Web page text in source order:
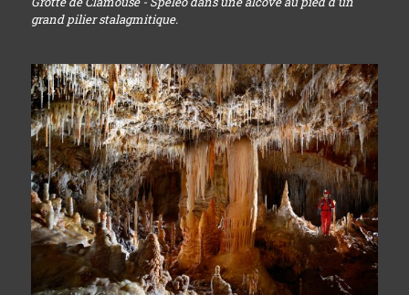
grand pilier stalagmitique.